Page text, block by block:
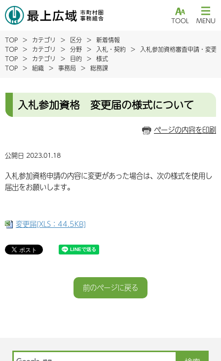
TOOL MENU
TOP カテゴリ 区分
新着情報
TOP
カテゴリ 分野 入札・契約
入札参加資格審査申請・変更
TOP
カテゴリ 目的
様式
TOP
組織 事務局 総務課
入札参加資格 変更届の様式について
ページの内容を印刷
公開日 2023.01.18
入札参加資格申請の内容に変更があった場合は、次の様式を使用し
届出をお願いします。
変更届[XLS：44.5KB]
前のページに戻る